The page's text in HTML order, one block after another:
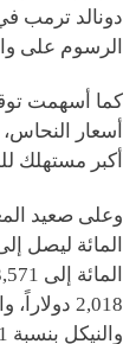
دونالد ترمب
الرسوم على
كما أسهمت
أسعار
أكبر مستهلك
والنيكل بنسبة 1.1 في المائة إلى 19,280 دولاراً.